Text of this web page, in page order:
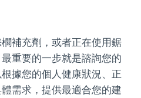
補充劑，或者正在使用鋸
重要的一步就是諮詢您的
據您的個人健康狀況、正
需求，提供最適合您的建